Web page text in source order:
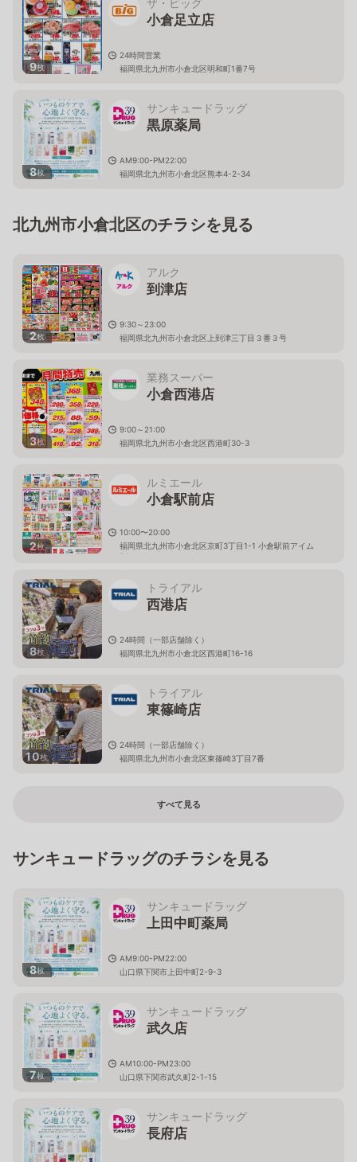
9枚
ザ・ビッグ
小倉足立店
24時間営業
福岡県北九州市小倉北区明和町1番7号
8枚
サンキュードラッグ
黒原薬局
AM9:00-PM22:00
福岡県北九州市小倉北区熊本4-2-34
北九州市小倉北区のチラシを見る
2枚
アルク
到津店
9:30～23:00
福岡県北九州市小倉北区上到津三丁目３番３号
3枚
業務スーパー
小倉西港店
9:00～21:00
福岡県北九州市小倉北区西港町30-3
2枚
ルミエール
小倉駅前店
10:00〜20:00
福岡県北九州市小倉北区京町3丁目1-1 小倉駅前アイム
B1
8枚
トライアル
西港店
24時間（一部店舗除く）
福岡県北九州市小倉北区西港町16-16
10枚
トライアル
東篠崎店
24時間（一部店舗除く）
福岡県北九州市小倉北区東篠崎3丁目7番
すべて見る
サンキュードラッグのチラシを見る
8枚
サンキュードラッグ
上田中町薬局
AM9:00-PM22:00
山口県下関市上田中町2-9-3
7枚
サンキュードラッグ
武久店
AM10:00-PM23:00
山口県下関市武久町2-1-15
サンキュードラッグ
長府店